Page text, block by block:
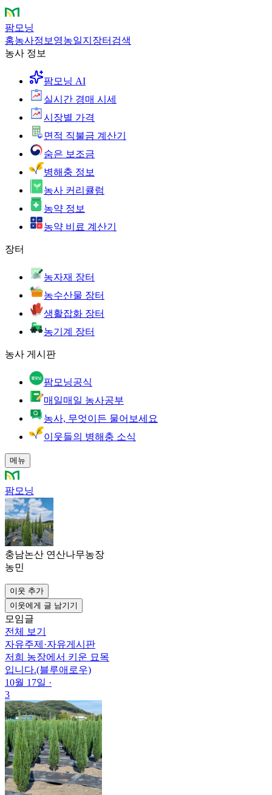
팜모닝
홈농사정보 영농일지 장터 검색
농사 정보
팜모닝 AI
실시간 경매 시세
시장별 가격
면적 직불금 계산기
숨은 보조금
병해충 정보
농사 커리큘럼
농약 정보
농약 비료 계산기
장터
농자재 장터
농수산물 장터
생활잡화 장터
농기계 장터
농사 게시판
팜모닝공식
매일매일 농사공부
농사, 무엇이든 물어보세요
이웃들의 병해충 소식
메뉴
팜모닝
충남논산 연산나무농장
농민
이웃 추가
이웃에게 글 남기기
모임글
전체 보기
자유주제 ·자유게시판
저희 농장에서 키운 묘목
입니다.(블루애로우)
10월 17일 ·
3